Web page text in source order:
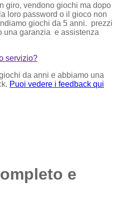
giro, vendono giochi ma dopo
loro password o il gioco non
giochi da 5 anni. prezzi
una garanzia e assistenza
servizio?
da anni e abbiamo una
Puoi vedere i feedback qui
e